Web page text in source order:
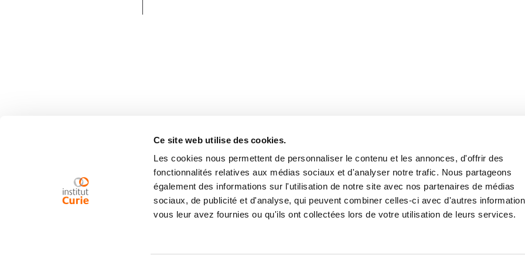
Ce site web utilise des cookies.
Les cookies nous permettent de personnaliser le contenu et les annonces, d'offrir des
fonctionnalités relatives aux médias sociaux et d'analyser notre trafic. Nous partageons
également des informations sur l'utilisation de notre site avec nos partenaires de médias
sociaux, de publicité et d'analyse, qui peuvent combiner celles-ci avec d'autres
vous leur avez fournies ou qu'ils ont collectées lors de votre utilisation de leurs services.
Mentions légales